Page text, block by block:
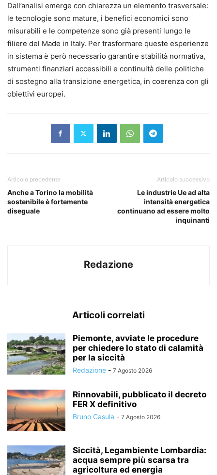
Dall’analisi emerge con chiarezza un elemento trasversale:
le tecnologie sono mature, i benefici economici sono
misurabili e le competenze sono già presenti lungo le
filiere del Made in Italy. Per trasformare queste esperienze
in sistema è però necessario garantire stabilità normativa,
strumenti finanziari accessibili e continuità delle politiche
di sostegno alla transizione energetica, in coerenza con gli
obiettivi europei.
Articolo precedente
Anche a Torino la mobilità
sostenibile è fortemente
diseguale
Articolo successivo
Le industrie Ue ad alta
intensità energetica
continuano ad essere molto
inquinanti
Redazione
Articoli correlati
Piemonte, avviate le procedure
per chiedere lo stato di calamità
per la siccità
Redazione - 7 Agosto 2026
Rinnovabili, pubblicato il decreto
FER X definitivo
Bruno Casula - 7 Agosto 2026
Siccità, Legambiente Lombardia:
acqua sempre più scarsa tra
agricoltura ed energia